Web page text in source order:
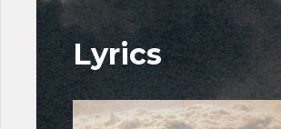
Lyrics